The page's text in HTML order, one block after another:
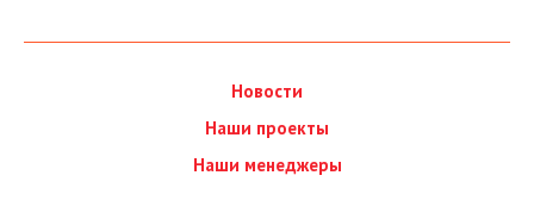
Новости
Наши проекты
Наши менеджеры